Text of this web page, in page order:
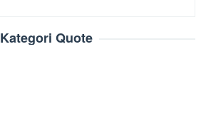
Kategori Quote